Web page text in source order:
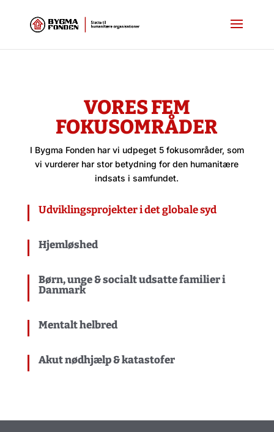
VORES FEM
FOKUSOMRÅDER
I Bygma Fonden har vi udpeget 5 fokusområder, som
vi vurderer har stor betydning for den humanitære
indsats i samfundet.
Udviklingsprojekter i det globale syd
Hjemløshed
Børn, unge & socialt udsatte familier i
Danmark
Mentalt helbred
Akut nødhjælp & katastofer